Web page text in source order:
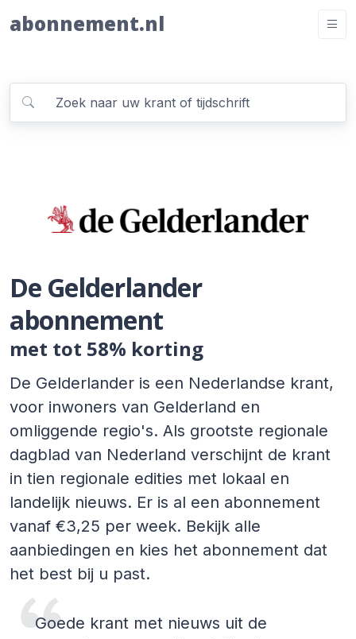
abonnement.nl
De Gelderlander
abonnement
met tot 58% korting
De Gelderlander is een Nederlandse krant,
voor inwoners van Gelderland en
omliggende regio's. Als grootste regionale
dagblad van Nederland verschijnt de krant
in tien regionale edities met lokaal en
landelijk nieuws. Er is al een abonnement
vanaf €3,25 per week. Bekijk alle
aanbiedingen en kies het abonnement dat
het best bij u past.
Goede krant met nieuws uit de